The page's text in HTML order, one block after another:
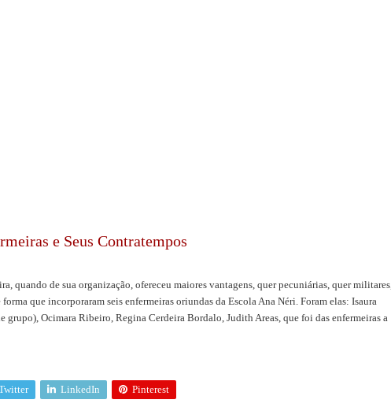
e Seus Contratempos
quando de sua organização, ofereceu maiores vantagens, quer pecuniárias, quer militares,
forma que incorporaram seis enfermeiras oriundas da Escola Ana Néri. Foram elas: Isaura
grupo), Ocimara Ribeiro, Regina Cerdeira Bordalo, Judith Areas, que foi das enfermeiras a
LinkedIn Pinterest